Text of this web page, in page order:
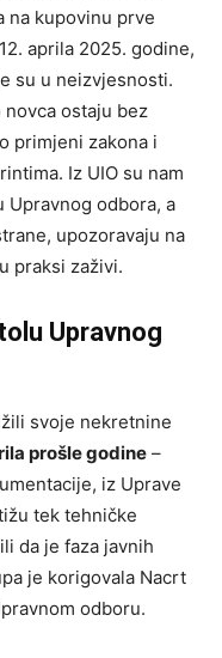
na kupovinu prve
aprila 2025. godine,
su u neizvjesnosti.
ostaju bez
primjeni zakona i
Iz UIO su nam
Upravnog odbora, a
upozoravaju na
praksi zaživi.
Upravnog
svoje nekretnine
prošle godine –
iz Uprave
tek tehničke
da je faza javnih
je korigovala Nacrt
odboru.